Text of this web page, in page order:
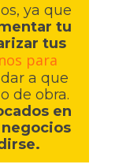
ya que
tu
tus
para
a que
de obra.
en